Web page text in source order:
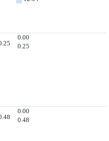
0.00
0.25
0.00
0.48